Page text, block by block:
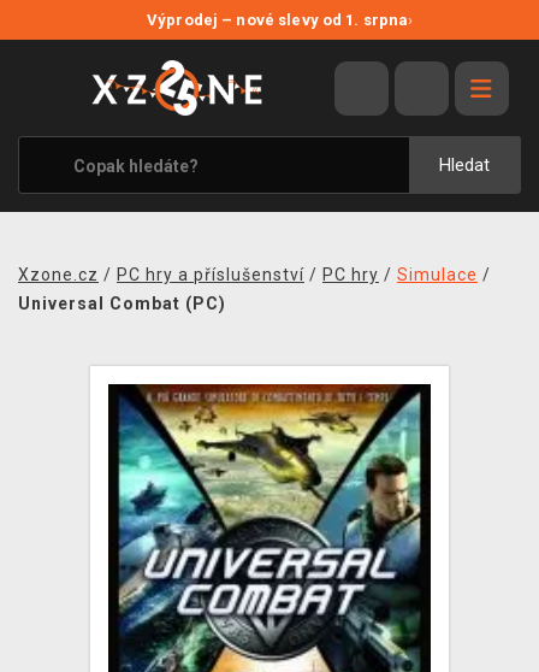
Výprodej – nové slevy od 1. srpna›
Hledat
VÝPRODEJ
VIDEOHRY
XZONE ORIGINALS
TÉMATIKY
MERCHANDISE
PRODEJNY
DOPRAVA
XZONE KLUB
Xzone.cz / PC hry a příslušenství / PC hry / Simulace /
Universal Combat (PC)